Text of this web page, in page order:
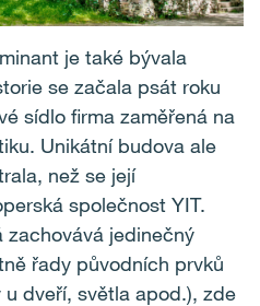
je také bývala
se začala psát roku
sídlo firma zaměřená na
Unikátní budova ale
než se její
společnost YIT.
zachovává jedinečný
řady původních prvků
dveří, světla apod.), zde